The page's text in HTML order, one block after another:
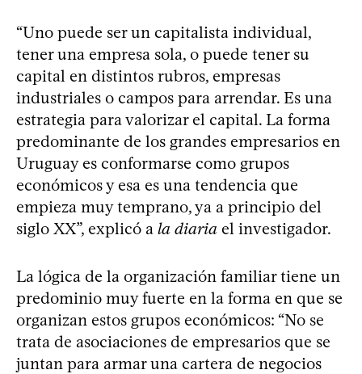
“Uno puede ser un capitalista individual,
tener una empresa sola, o puede tener su
capital en distintos rubros, empresas
industriales o campos para arrendar. Es una
estrategia para valorizar el capital. La forma
predominante de los grandes empresarios en
Uruguay es conformarse como grupos
económicos y esa es una tendencia que
empieza muy temprano, ya a principio del
siglo XX”, explicó a la diaria el investigador.
La lógica de la organización familiar tiene un
predominio muy fuerte en la forma en que se
organizan estos grupos económicos: “No se
trata de asociaciones de empresarios que se
juntan para armar una cartera de negocios